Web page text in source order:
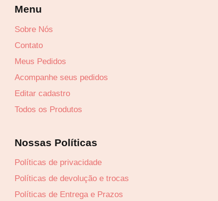
Revenda por
R$349,00
Compre por
Menu
Sobre Nós
Contato
Meus Pedidos
Acompanhe seus pedidos
Editar cadastro
Todos os Produtos
Nossas Políticas
Políticas de privacidade
Políticas de devolução e trocas
Políticas de Entrega e Prazos